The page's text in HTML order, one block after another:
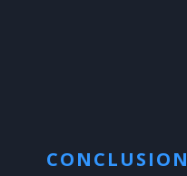
CONCLUSION